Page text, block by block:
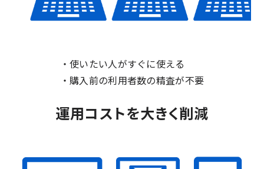
・使いたい人がすぐに使える
・購入前の利用者数の精査が不要
運用コストを大きく削減